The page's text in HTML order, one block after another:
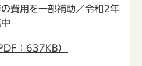
費用を一部補助／令和2年
：637KB）